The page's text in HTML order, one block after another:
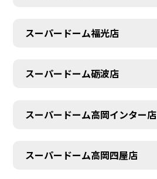
スーパードーム福光店
スーパードーム砺波店
スーパードーム高岡インター店
スーパードーム高岡四屋店